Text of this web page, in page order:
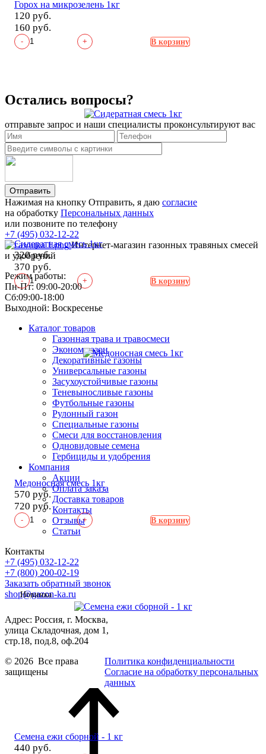
Горох на микрозелень 1кг
120 руб.
160 руб.
- + В корзину
Сидератная смесь 1кг
320 руб.
370 руб.
- + В корзину
Медоносная смесь 1кг
570 руб.
720 руб.
- + В корзину
Новинка
Семена ежи сборной - 1 кг
440 руб.
Остались вопросы?
отправьте запрос и наши специалисты проконсультируют вас
Отправить
Нажимая на кнопку Отправить, я даю согласие
на обработку Персональных данных
или позвоните по телефону
+7 (495) 032-12-22
Интернет-магазин газонных травяных смесей
и удобрений
Режим работы:
Пн-Пт: 09:00-20:00
Сб:09:00-18:00
Выходной: Воскресенье
Каталог товаров
Газонная трава и травосмеси
Эконом газон
Декоративные газоны
Универсальные газоны
Засухоустойчивые газоны
Теневыносливые газоны
Футбольные газоны
Рулонный газон
Специальные газоны
Смеси для восстановления
Одновидовые семена
Гербициды и удобрения
Компания
Акции
Оплата заказа
Доставка товаров
Контакты
Отзывы
Статьи
Контакты
+7 (495) 032-12-22
+7 (800) 200-02-19
Заказать обратный звонок
shop@gazon-ka.ru
Адрес: Россия, г. Москва,
улица Складочная, дом 1,
стр.18, под.8, оф.204
© 2026 Все права
защищены
Политика конфиденциальности
Согласие на обработку персональных
данных